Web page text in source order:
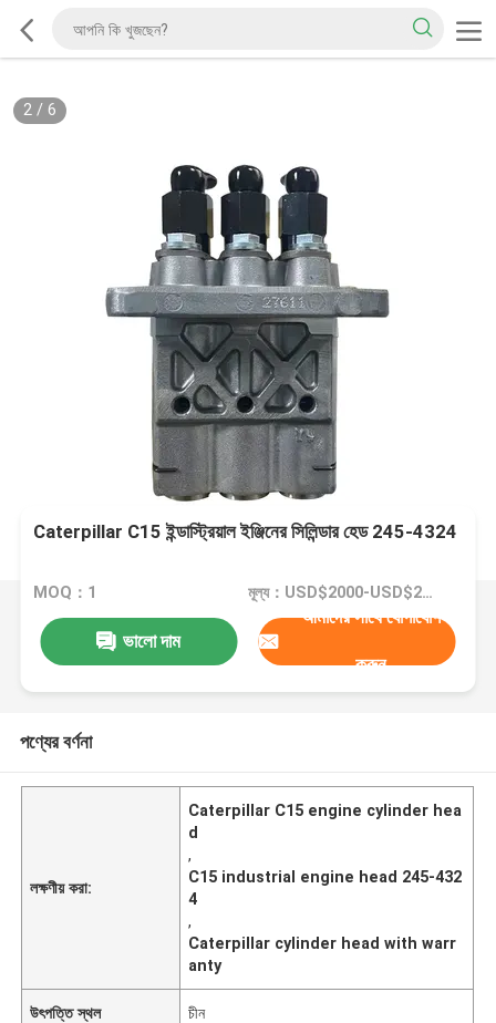
2/ 6
Caterpillar C15 ইন্ডাস্ট্রিয়াল ইঞ্জিনের সিলিন্ডার হেড 245-4324
MOQ：1 মূল্য：USD$2000-USD$2500
ভালো দাম
আমাদের সাথে যোগাযোগ
করুন
পণ্যের বর্ণনা
লক্ষণীয় করা:
Caterpillar C15 engine cylinder hea
d
,
C15 industrial engine head 245-432
4
,
Caterpillar cylinder head with warr
anty
উৎপত্তি স্থল চীন